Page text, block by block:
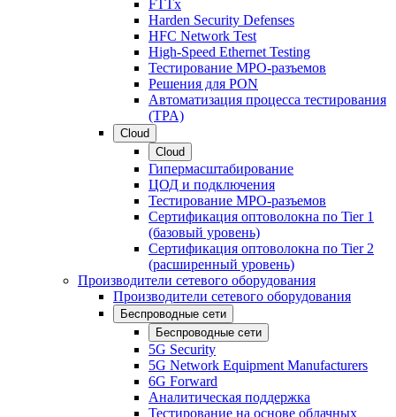
FTTx
Harden Security Defenses
HFC Network Test
High-Speed Ethernet Testing
Тестирование МРО-разъемов
Решения для PON
Автоматизация процесса тестирования
(TPA)
Cloud
Cloud
Гипермасштабирование
ЦОД и подключения
Тестирование МРО-разъемов
Сертификация оптоволокна по Tier 1
(базовый уровень)
Сертификация оптоволокна по Tier 2
(расширенный уровень)
Производители сетевого оборудования
Производители сетевого оборудования
Беспроводные сети
Беспроводные сети
5G Security
5G Network Equipment Manufacturers
6G Forward
Аналитическая поддержка
Тестирование на основе облачных